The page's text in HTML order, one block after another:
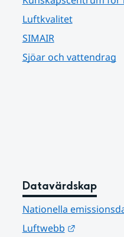
Luftkvalitet
SIMAIR
Sjöar och vattendrag
Datavärdskap
Nationella
Luftwebb
Länk till